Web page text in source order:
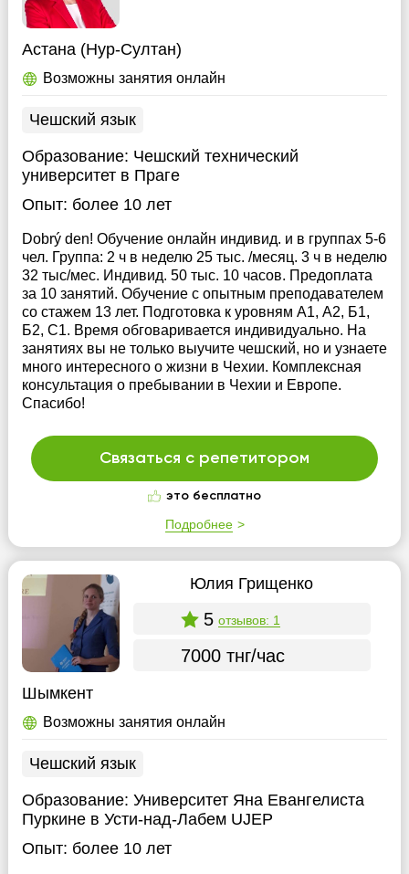
Астана (Нур-Султан)
Возможны занятия онлайн
Чешский язык
Образование: Чешский технический
университет в Праге
Опыт: более 10 лет
Dobrý den! Обучение онлайн индивид. и в группах 5-6
чел. Группа: 2 ч в неделю 25 тыс. /месяц. 3 ч в неделю
32 тыс/мес. Индивид. 50 тыс. 10 часов. Предоплата
за 10 занятий. Обучение с опытным преподавателем
со стажем 13 лет. Подготовка к уровням А1, А2, Б1,
Б2, С1. Время обговаривается индивидуально. На
занятиях вы не только выучите чешский, но и узнаете
много интересного о жизни в Чехии. Комплексная
консультация о пребывании в Чехии и Европе.
Спасибо!
Связаться с репетитором
это бесплатно
Подробнее
Юлия Грищенко
5 отзывов: 1
7000 тнг/час
Шымкент
Возможны занятия онлайн
Чешский язык
Образование: Университет Яна Евангелиста
Пуркине в Усти-над-Лабем UJEP
Опыт: более 10 лет